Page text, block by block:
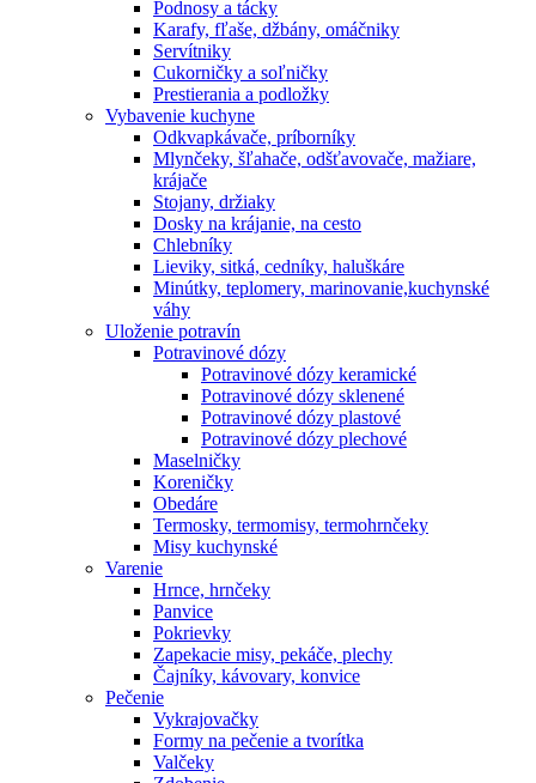
Podnosy a tácky
Karafy, fľaše, džbány, omáčniky
Servítniky
Cukorničky a soľničky
Prestierania a podložky
Vybavenie kuchyne
Odkvapkávače, príborníky
Mlynčeky, šľahače, odšťavovače, mažiare,
krájače
Stojany, držiaky
Dosky na krájanie, na cesto
Chlebníky
Lieviky, sitká, cedníky, haluškáre
Minútky, teplomery, marinovanie,kuchynské
váhy
Uloženie potravín
Potravinové dózy
Potravinové dózy keramické
Potravinové dózy sklenené
Potravinové dózy plastové
Potravinové dózy plechové
Maselničky
Koreničky
Obedáre
Termosky, termomisy, termohrnčeky
Misy kuchynské
Varenie
Hrnce, hrnčeky
Panvice
Pokrievky
Zapekacie misy, pekáče, plechy
Čajníky, kávovary, konvice
Pečenie
Vykrajovačky
Formy na pečenie a tvorítka
Valčeky